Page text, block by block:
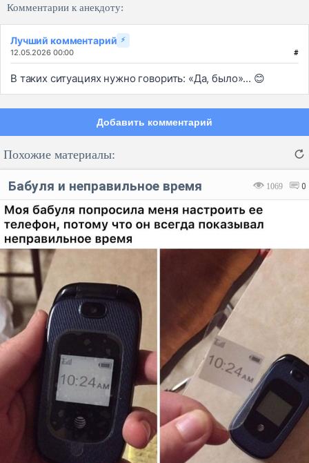
Комментарии к анекдоту:
Лучший комментарий ⚡
12.05.2026 00:00 #
В таких ситуациях нужно говорить: «Да, было»... 😊
Добавить комментарий
Отмена Отправить
Похожие материалы:
1069 0
Бабуля и неправильное время